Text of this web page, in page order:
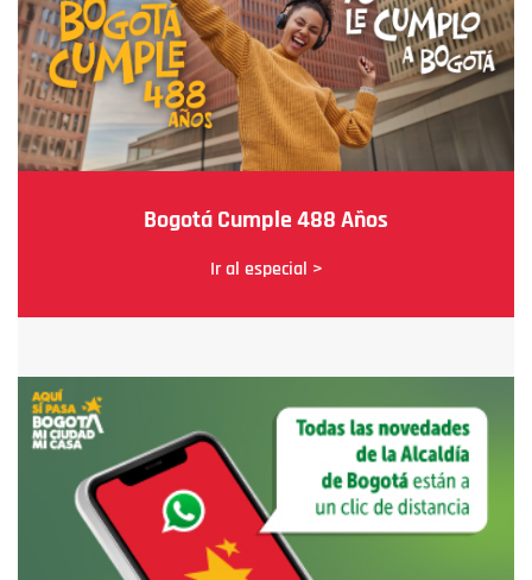
Bogotá Cumple 488 Años
Ir al especial >